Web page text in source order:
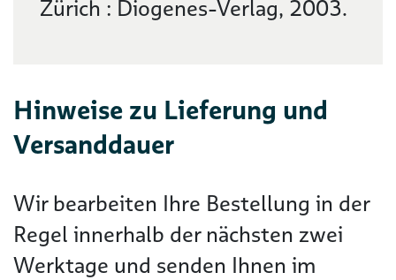
Zürich : Diogenes-Verlag, 2003.
Hinweise zu Lieferung und
Versanddauer
Wir bearbeiten Ihre Bestellung in der
Regel innerhalb der nächsten zwei
Werktage und senden Ihnen im